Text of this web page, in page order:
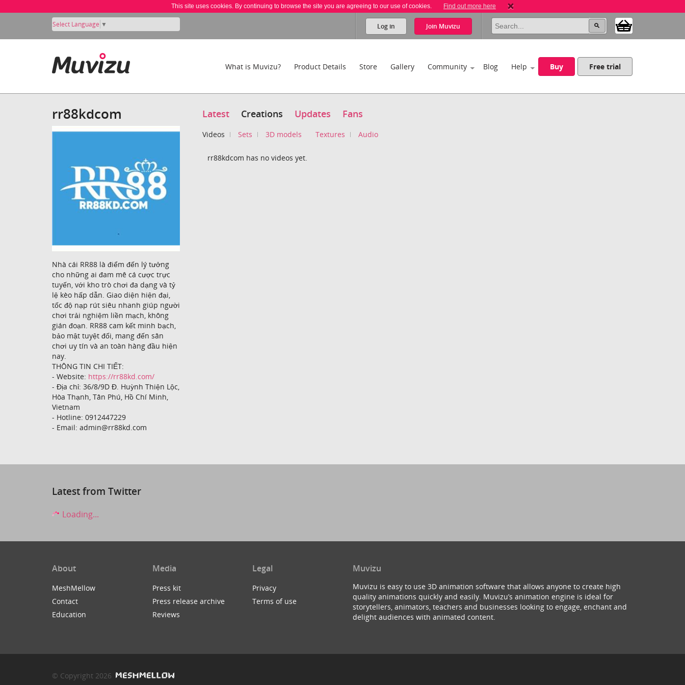
This site uses cookies. By continuing to browse the site you are agreeing to our use of cookies. Find out more here
Select Language ▼ Log in Join Muvizu
What is Muvizu? Product Details Store Gallery Community Blog Help Buy Free trial
rr88kdcom
Nhà cái RR88 là điểm đến lý tưởng
cho những ai đam mê cá cược trực
tuyến, với kho trò chơi đa dạng và tỷ
lệ kèo hấp dẫn. Giao diện hiện đại,
tốc độ nạp rút siêu nhanh giúp người
chơi trải nghiệm liền mạch, không
gián đoạn. RR88 cam kết minh bạch,
bảo mật tuyệt đối, mang đến sân
chơi uy tín và an toàn hàng đầu hiện
nay.
THÔNG TIN CHI TIẾT:
- Website: https://rr88kd.com/
- Địa chỉ: 36/8/9D Đ. Huỳnh Thiện Lộc,
Hòa Thạnh, Tân Phú, Hồ Chí Minh,
Vietnam
- Hotline: 0912447229
- Email: admin@rr88kd.com
Latest Creations Updates Fans
Videos Sets 3D models Textures Audio
rr88kdcom has no videos yet.
Latest from Twitter
Loading...
About
MeshMellow
Contact
Education
Media
Press kit
Press release archive
Reviews
Legal
Privacy
Terms of use
Muvizu
Muvizu is easy to use 3D animation software that allows anyone to create high
quality animations quickly and easily. Muvizu’s animation engine is ideal for
storytellers, animators, teachers and businesses looking to engage, enchant and
delight audiences with animated content.
© Copyright 2026